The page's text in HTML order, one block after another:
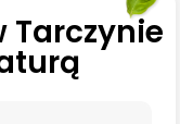
Tarczynie